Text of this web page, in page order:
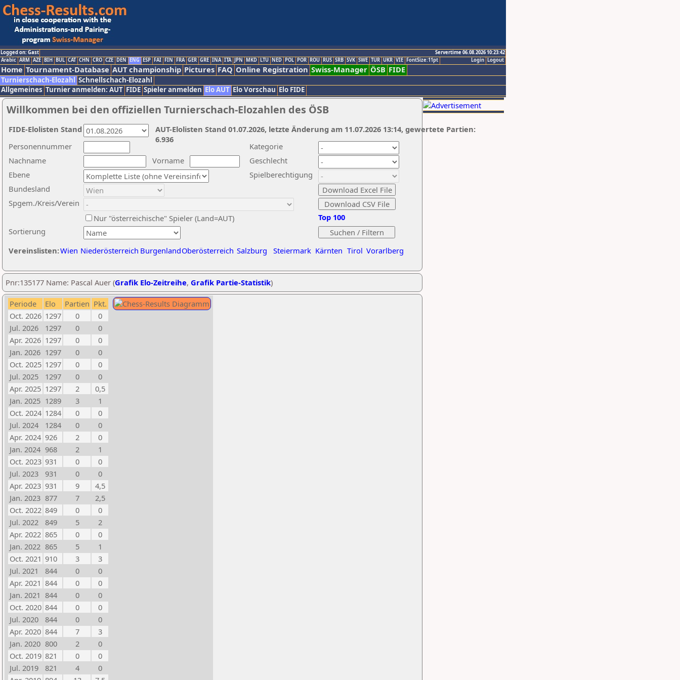
Logged on: Gast
Servertime 06.08.2026 10:23:42
Logout
Login
Arabic ARM AZE BIH BUL CAT CHN CRO CZE DEN ENG ESP FAI FIN FRA GER GRE INA ITA JPN MKD LTU NED POL POR ROU RUS SRB SVK SWE TUR UKR VIE FontSize:11pt
Home Tournament-Database AUT championship Pictures FAQ Online Registration Swiss-Manager ÖSB FIDE
Turnierschach-Elozahl Schnellschach-Elozahl
Allgemeines Turnier anmelden: AUT FIDE Spieler anmelden Elo AUT Elo Vorschau Elo FIDE
Willkommen bei den offiziellen Turnierschach-Elozahlen des ÖSB
Nachname
Vorname
Ebene
Kategorie
Sortierung
Personennummer
Bundesland
Spgem./Kreis/Verein
Geschlecht
Nur "österreichische" Spieler (Land=AUT)
Spielberechtigung
Vereinslisten:Wien Niederösterreich BurgenlandOberösterreich Salzburg Steiermark Kärnten Tirol Vorarlberg
Top 100
AUT-Elolisten Stand 01.07.2026, letzte Änderung am 11.07.2026 13:14, gewertete Partien:
6.936
FIDE-Elolisten Stand
Pnr:135177 Name: Pascal Auer (Grafik Elo-Zeitreihe, Grafik Partie-Statistik)
Periode Elo Partien Pkt.
Oct. 2026 1297 0
0
Jul. 2026
1297 0
0
Apr. 2026 1297 0
0
Jan. 2026 1297 0
0
Oct. 2025 1297 0
0
Jul. 2025
1297 0
0
Apr. 2025 1297 2
0,5
Jan. 2025 1289 3
1
Oct. 2024 1284 0
0
Jul. 2024
1284 0
0
Apr. 2024 926 2
0
Jan. 2024 968 2
1
Oct. 2023 931 0
0
Jul. 2023
931 0
0
Apr. 2023 931 9
4,5
Jan. 2023 877 7
2,5
Oct. 2022 849 0
0
Jul. 2022
849 5
2
Apr. 2022 865 0
0
Jan. 2022 865 5
1
Oct. 2021 910 3
3
Jul. 2021
844 0
0
Apr. 2021 844 0
0
Jan. 2021 844 0
0
Oct. 2020 844 0
0
Jul. 2020
844 0
0
Apr. 2020 844 7
3
Jan. 2020 800 2
0
Oct. 2019 821 0
0
Jul. 2019
821 4
0